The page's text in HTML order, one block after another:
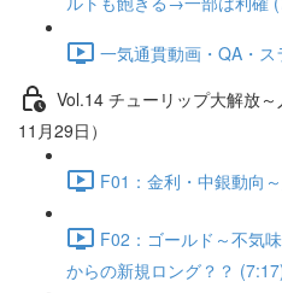
一気通貫動画・QA・
Vol.14 チューリップ大解放
11月29日）
F01：金利・中銀動向
F02：ゴールド～不気
からの新規ロング？？